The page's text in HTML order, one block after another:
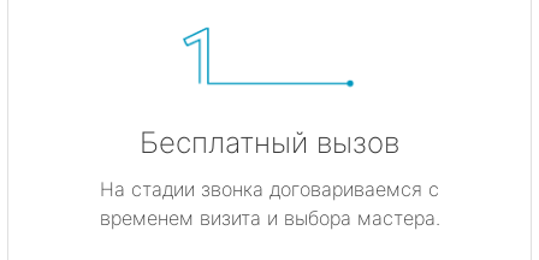
Бесплатный вызов
На стадии звонка договариваемся с
временем визита и выбора мастера.